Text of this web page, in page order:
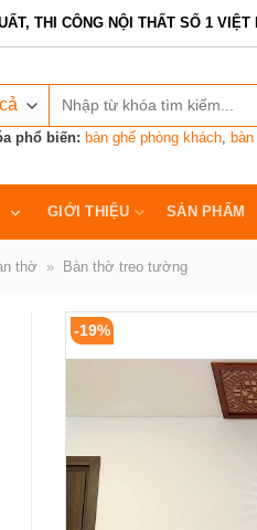
THI CÔNG NỘI THẤT SỐ 1 VIỆT
phổ biến: bàn ghế phòng khách
GIỚI THIỆU SẢN PHẨM
thờ » Bàn thờ treo tường
-19%